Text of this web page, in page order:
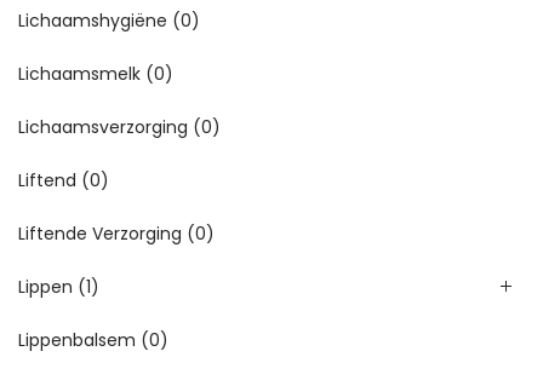
Lichaamshygiëne (0)
Lichaamsmelk (0)
Lichaamsverzorging (0)
Liftend (0)
Liftende Verzorging (0)
Lippen (1)
Lippenbalsem (0)